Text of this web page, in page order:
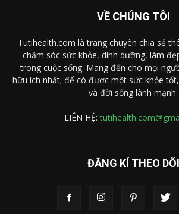
VỀ CHÚNG TÔI
Tutihealth.com là trang chuyên chia sẻ
chăm sóc sức khỏe, dinh dưỡng, làm
trong cuộc sống. Mang đến cho mọi
hữu ích nhất; để có được một sức khỏe
và đời sống lành mạnh.
LIÊN HỆ:
ĐĂNG KÍ THEO DÕI